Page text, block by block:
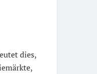
dies,